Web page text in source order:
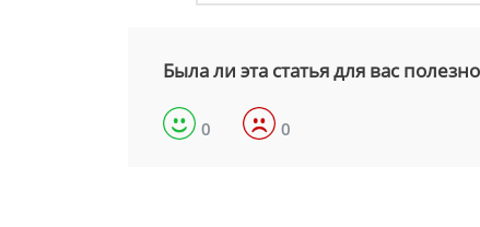
Была ли эта статья для вас
0 0